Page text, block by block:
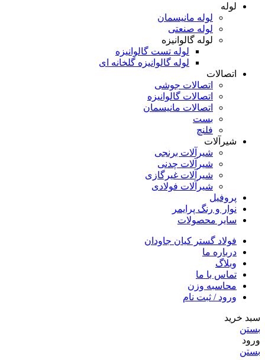
لوله
لوله مانیسمان
لوله صنعتی
لوله گالوانیزه
لوله تست گالوانیزه
لوله گالوانیزه گلخانه ای
اتصالات
اتصالات جوشی
اتصالات گالوانیزه
اتصالات مانیسمان
بست
فلنچ
شیرآلات
شیرآلات برنجی
شیرآلات چدنی
شیرآلات غیرگازی
شیرآلات فولادی
پروفیل
نوار و رنگ پرایمر
سایر محصولات
فولاد گستر کیان جاودان
درباره ما
وبلاگ
تماس با ما
محاسبه وزن
ورود / ثبت نام
سبد خرید
بستن
ورود
بستن